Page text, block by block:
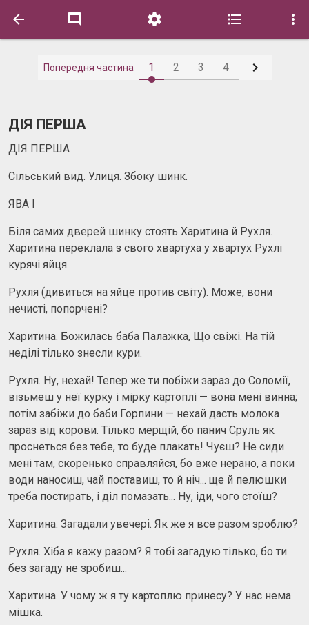
    
Попередня частина 1 2 3 4 
ДІЯ ПЕРША
ДІЯ ПЕРША
Сільський вид. Улиця. Збоку шинк.
ЯВА І
Біля самих дверей шинку стоять Харитина й Рухля.
Харитина переклала з свого хвартуха у хвартух Рухлі
курячі яйця.
Рухля (дивиться на яйце против світу). Може, вони
нечисті, попорчені?
Харитина. Божилась баба Палажка, Що свіжі. На тій
неділі тілько знесли кури.
Рухля. Ну, нехай! Тепер же ти побіжи зараз до Соломії,
візьмеш у неї курку і мірку картоплі — вона мені винна;
потім забіжи до баби Горпини — нехай дасть молока
зараз від корови. Тілько мерщій, бо панич Сруль як
проснеться без тебе, то буде плакать! Чуєш? Не сиди
мені там, скоренько справляйся, бо вже нерано, а поки
води наносиш, чай поставиш, то й ніч... ще й пелюшки
треба постирать, і діл помазать... Ну, іди, чого стоїш?
Харитина. Загадали увечері. Як же я все разом зроблю?
Рухля. Хіба я кажу разом? Я тобі загадую тілько, бо ти
без загаду не зробиш...
Харитина. У чому ж я ту картоплю принесу? У нас нема
мішка.